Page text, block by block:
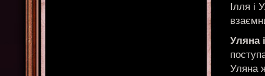
Ілля і
Уляна
Уляна